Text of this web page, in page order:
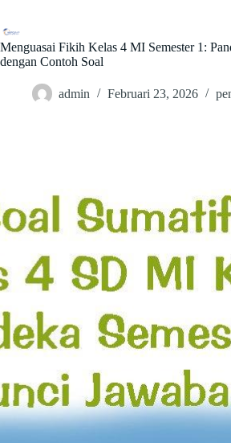
content
Menguasai Fikih Kelas 4 MI Semester 1:
dengan Contoh Soal
admin Februari 23, 2026